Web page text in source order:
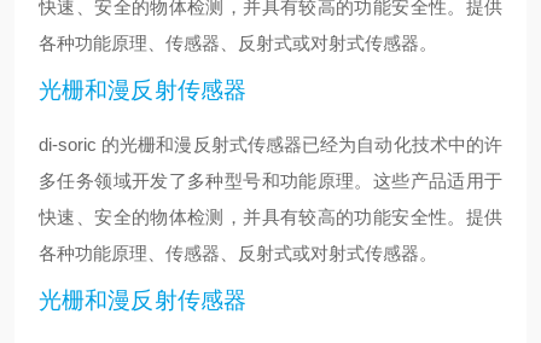
快速、安全的物体检测，并具有较高的功能安全性。提供
各种功能原理、传感器、反射式或对射式传感器。
光栅和漫反射传感器
di-soric 的光栅和漫反射式传感器已经为自动化技术中的许
多任务领域开发了多种型号和功能原理。这些产品适用于
快速、安全的物体检测，并具有较高的功能安全性。提供
各种功能原理、传感器、反射式或对射式传感器。
光栅和漫反射传感器